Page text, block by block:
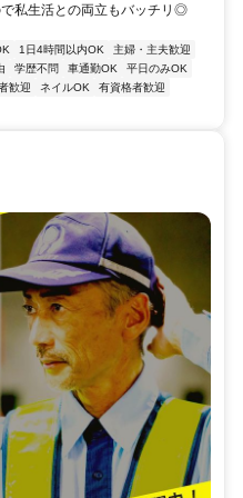
私生活との両立もバッチリ◎
1日4時間以内OK
主婦・主夫歓迎
学歴不問 車通勤OK
平日のみOK
歓迎 ネイルOK
有資格者歓迎